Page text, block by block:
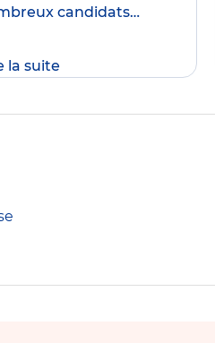
candidats
Entre rémunération
la suite